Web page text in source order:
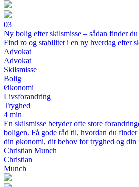
03
Ny bolig efter skilsmisse – sådan finder
Find ro og stabilitet i en ny hverdag efter
Advokat
Advokat
Skilsmisse
Bolig
Økonomi
Livsforandring
Tryghed
4 min
En skilsmisse betyder ofte store
boligen. Få gode råd til, hvordan du
din økonomi, dit behov for tryghed og din
Christian Munch
Christian
Munch